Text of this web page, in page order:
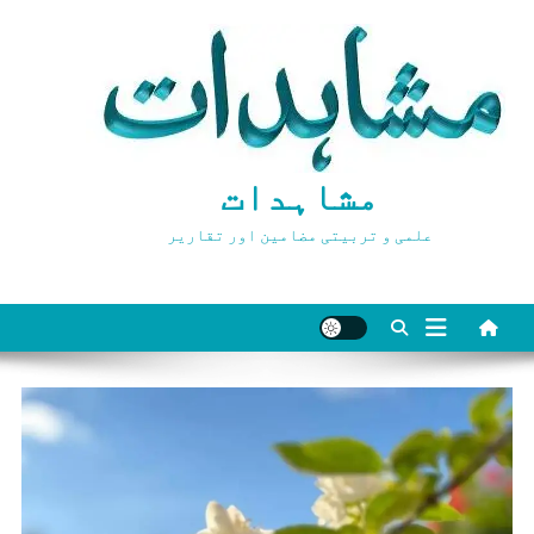
مشاہدات
علمی و تربیتی مضامین اور تقاریر